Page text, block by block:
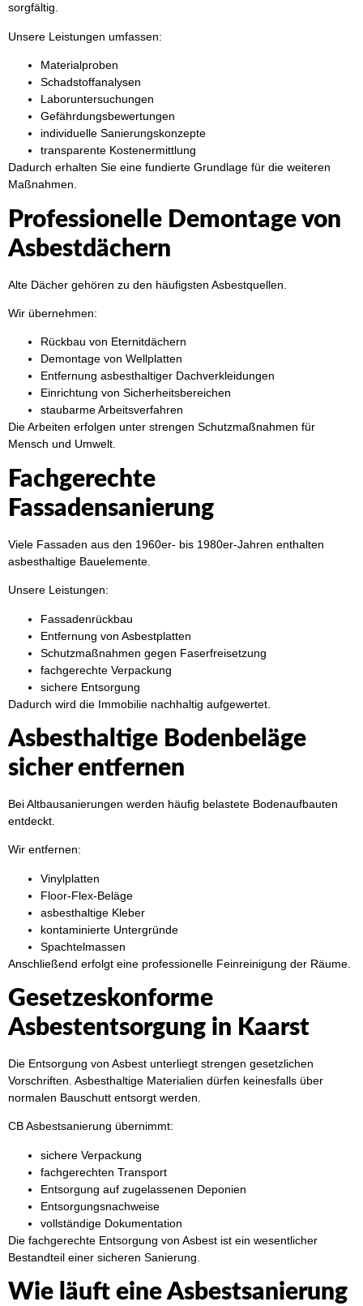
sorgfältig.
Unsere Leistungen umfassen:
Materialproben
Schadstoffanalysen
Laboruntersuchungen
Gefährdungsbewertungen
individuelle Sanierungskonzepte
transparente Kostenermittlung
Dadurch erhalten Sie eine fundierte Grundlage für die weiteren
Maßnahmen.
Professionelle Demontage von
Asbestdächern
Alte Dächer gehören zu den häufigsten Asbestquellen.
Wir übernehmen:
Rückbau von Eternitdächern
Demontage von Wellplatten
Entfernung asbesthaltiger Dachverkleidungen
Einrichtung von Sicherheitsbereichen
staubarme Arbeitsverfahren
Die Arbeiten erfolgen unter strengen Schutzmaßnahmen für
Mensch und Umwelt.
Fachgerechte
Fassadensanierung
Viele Fassaden aus den 1960er- bis 1980er-Jahren enthalten
asbesthaltige Bauelemente.
Unsere Leistungen:
Fassadenrückbau
Entfernung von Asbestplatten
Schutzmaßnahmen gegen Faserfreisetzung
fachgerechte Verpackung
sichere Entsorgung
Dadurch wird die Immobilie nachhaltig aufgewertet.
Asbesthaltige Bodenbeläge
sicher entfernen
Bei Altbausanierungen werden häufig belastete Bodenaufbauten
entdeckt.
Wir entfernen:
Vinylplatten
Floor-Flex-Beläge
asbesthaltige Kleber
kontaminierte Untergründe
Spachtelmassen
Anschließend erfolgt eine professionelle Feinreinigung der Räume.
Gesetzeskonforme
Asbestentsorgung in Kaarst
Die Entsorgung von Asbest unterliegt strengen gesetzlichen
Vorschriften. Asbesthaltige Materialien dürfen keinesfalls über
normalen Bauschutt entsorgt werden.
CB Asbestsanierung übernimmt:
sichere Verpackung
fachgerechten Transport
Entsorgung auf zugelassenen Deponien
Entsorgungsnachweise
vollständige Dokumentation
Die fachgerechte Entsorgung von Asbest ist ein wesentlicher
Bestandteil einer sicheren Sanierung.
Wie läuft eine Asbestsanierung